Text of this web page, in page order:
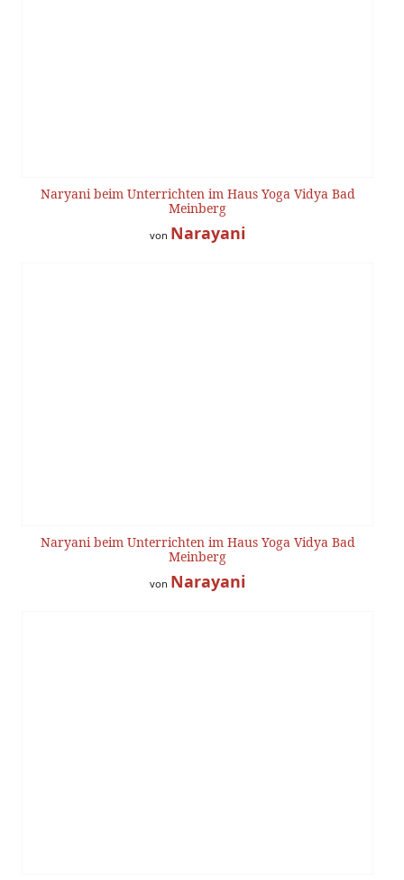
Naryani beim Unterrichten im Haus Yoga Vidya Bad
Meinberg
von Narayani
Naryani beim Unterrichten im Haus Yoga Vidya Bad
Meinberg
von Narayani